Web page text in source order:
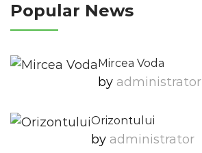
Popular News
Mircea Voda
by Administrator
Orizontului
by Administrator